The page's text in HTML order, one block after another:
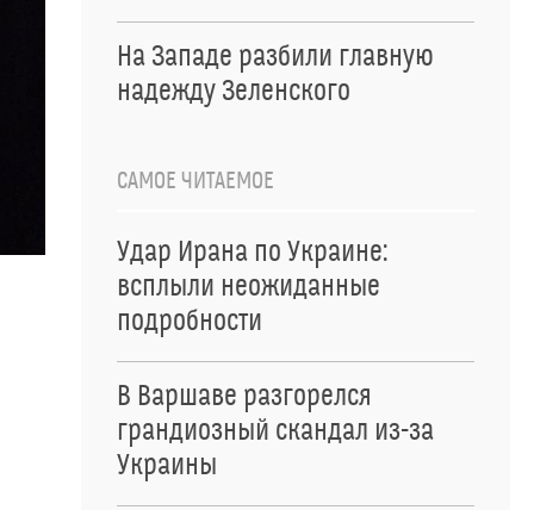
На Западе разбили главную
надежду Зеленского
САМОЕ ЧИТАЕМОЕ
Удар Ирана по Украине:
всплыли неожиданные
подробности
В Варшаве разгорелся
грандиозный скандал из-за
Украины